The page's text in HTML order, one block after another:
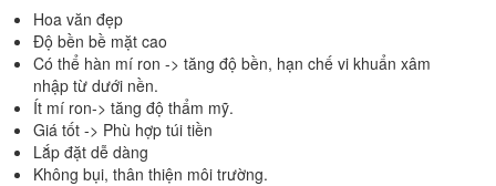
Hoa văn đẹp
Độ bền bề mặt cao
Có thể hàn mí ron -> tăng độ bền, hạn chế vi khuẩn xâm
nhập từ dưới nền.
Ít mí ron-> tăng độ thẩm mỹ.
Giá tốt -> Phù hợp túi tiền
Lắp đặt dễ dàng
Không bụi, thân thiện môi trường.